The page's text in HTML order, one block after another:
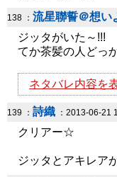
138 ： 流星聯誓＠想い
ジッタがいた～!!!
てか茶髪の人どっ
ネタバレ内容を
139 ： 詩織 ：2013-06-21
クリアー☆
ジッタとアキレア